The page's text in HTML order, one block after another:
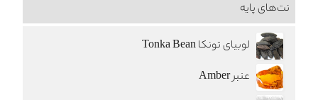
نت‌های پایه
لوبیای تونکا Tonka Bean
عنبر Amber